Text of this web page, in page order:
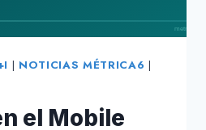
| NOTICIAS MÉTRICA6 |
el Mobile